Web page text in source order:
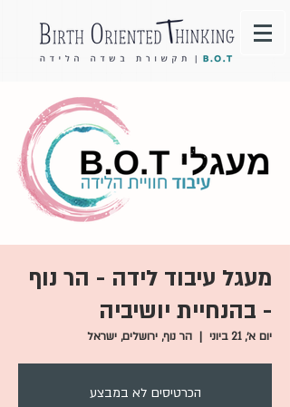
מעגל עיבוד לידה - הר נוף
- בהנחיית יושיביה
יום א׳, 21 ביוני
  |
הר נוף, ירושלים, ישראל
הכרטיסים לא במבצע